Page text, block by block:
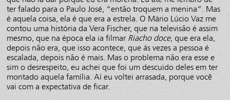
ter falado para o Paulo José, “então troquem a menina”. Mas
é aquela coisa, ela é que era a estrela. O Mário Lúcio Vaz me
contou uma história da Vera Fischer, que na televisão é assim
mesmo, que na época ela ia filmarRiacho doce, que era ela,
depois não era, que isso acontece, que ás vezes a pessoa é
escalada, depois não é mais. Mas o problema não era esse e
sim o desrespeito, eu achei que foi um descuido deles em ter
montado aquela família. Aí eu voltei arrasada, porque você
vai com a expectativa de ficar.